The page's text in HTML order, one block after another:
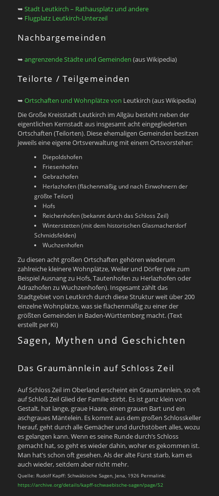
➥ Stadt Leutkirch – Rathausplatz und andere
➥ Flugplatz Leutkirch-Unterzeil
Nachbargemeinden
➥ angrenzende Städte und Gemeinden (aus Wikipedia)
Teilorte / Teilgemeinden
➥ Ortschaften und Wohnplätze von Leutkirch (aus Wikipedia)
Die Große Kreisstadt Leutkirch im Allgäu besteht neben der
eigentlichen Kernstadt aus insgesamt acht eingegliederten
Ortschaften (Teilorten). Diese ehemaligen Gemeinden besitzen
jeweils eine eigene Ortsverwaltung mit einem Ortsvorsteher:
Diepoldshofen
Friesenhofen
Gebrazhofen
Herlazhofen (flächenmäßig und nach Einwohnern der
größte Teilort)
Hofs
Reichenhofen (bekannt durch das Schloss Zeil)
Winterstetten (mit dem historischen Glasmacherdorf
Schmidsfelden)
Wuchzenhofen
Zu diesen acht großen Ortschaften gehören wiederum
zahlreiche kleinere Wohnplätze, Weiler und Dörfer (wie zum
Beispiel Ausnang zu Hofs, Tautenhofen zu Herlazhofen oder
Adrazhofen zu Wuchzenhofen). Insgesamt zählt das
Stadtgebiet von Leutkirch durch diese Struktur weit über 200
einzelne Wohnplätze, was sie flächenmäßig zu einer der
größten Gemeinden in Baden-Württemberg macht. (Text
erstellt per KI)
Sagen, Mythen und Geschichten
Das Graumännlein auf Schloss Zeil
Auf Schloss Zeil im Oberland erscheint ein Graumännlein, so oft
auf Schloß Zeil Glied der Familie stirbt. Es ist ganz klein von
Gestalt, hat lange, graue Haare, einen grauen Bart und ein
aschgraues Mäntelein. Es kommt aus dem großen Schlosskeller
herauf, geht durch alle Gemächer und durchstöbert alles, wozu
es gelangen kann. Wenn es seine Runde durch’s Schloss
gemacht hat, so geht es wieder dahin, woher es gekommen ist.
Man hat’s schon oft gesehen. Als der alte Fürst starb, kam es
auch wieder, seitdem aber nicht mehr.
Quelle: Rudolf Kapff: Schwäbische Sagen, Jena, 1926 Permalink:
https://archive.org/details/kapff-schwaebische-sagen/page/52